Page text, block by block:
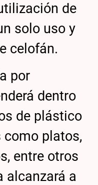
de
solo uso y
celofán.
por
dentro
de plástico
como platos,
entre otros
alcanzará a